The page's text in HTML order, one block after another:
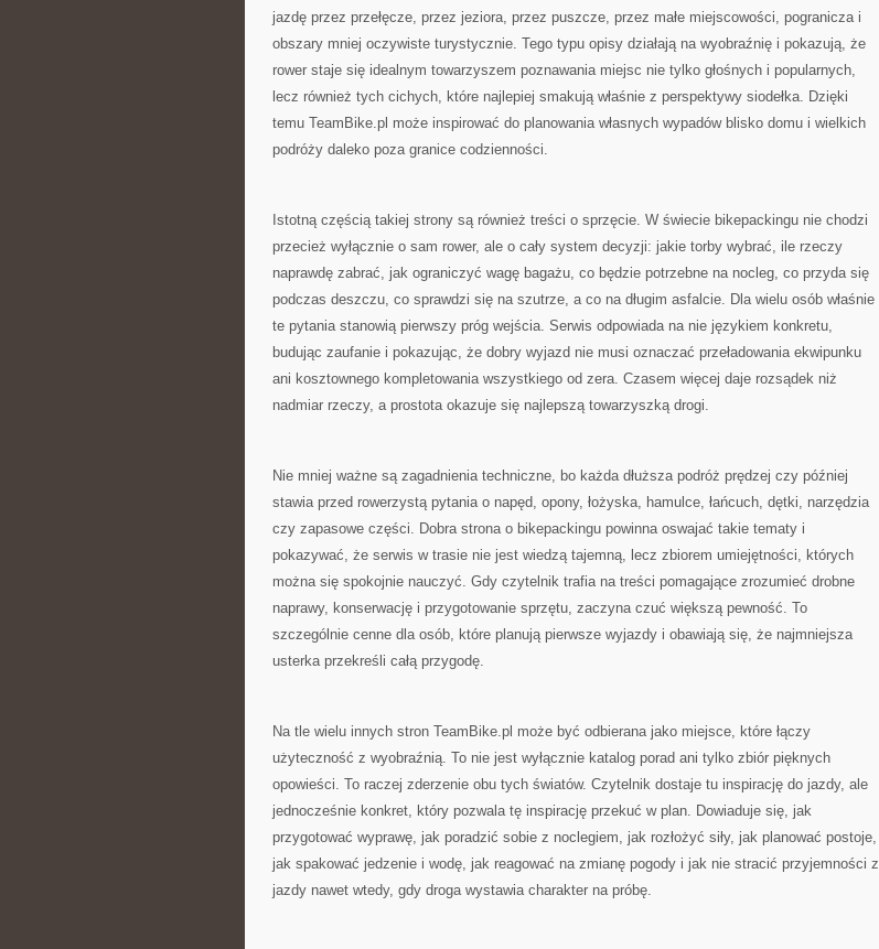
jazdę przez przełęcze, przez jeziora, przez puszcze, przez małe miejscowości, pogranicza i
obszary mniej oczywiste turystycznie. Tego typu opisy działają na wyobraźnię i pokazują, że
rower staje się idealnym towarzyszem poznawania miejsc nie tylko głośnych i popularnych,
lecz również tych cichych, które najlepiej smakują właśnie z perspektywy siodełka. Dzięki
temu TeamBike.pl może inspirować do planowania własnych wypadów blisko domu i wielkich
podróży daleko poza granice codzienności.
Istotną częścią takiej strony są również treści o sprzęcie. W świecie bikepackingu nie chodzi
przecież wyłącznie o sam rower, ale o cały system decyzji: jakie torby wybrać, ile rzeczy
naprawdę zabrać, jak ograniczyć wagę bagażu, co będzie potrzebne na nocleg, co przyda się
podczas deszczu, co sprawdzi się na szutrze, a co na długim asfalcie. Dla wielu osób właśnie
te pytania stanowią pierwszy próg wejścia. Serwis odpowiada na nie językiem konkretu,
budując zaufanie i pokazując, że dobry wyjazd nie musi oznaczać przeładowania ekwipunku
ani kosztownego kompletowania wszystkiego od zera. Czasem więcej daje rozsądek niż
nadmiar rzeczy, a prostota okazuje się najlepszą towarzyszką drogi.
Nie mniej ważne są zagadnienia techniczne, bo każda dłuższa podróż prędzej czy później
stawia przed rowerzystą pytania o napęd, opony, łożyska, hamulce, łańcuch, dętki, narzędzia
czy zapasowe części. Dobra strona o bikepackingu powinna oswajać takie tematy i
pokazywać, że serwis w trasie nie jest wiedzą tajemną, lecz zbiorem umiejętności, których
można się spokojnie nauczyć. Gdy czytelnik trafia na treści pomagające zrozumieć drobne
naprawy, konserwację i przygotowanie sprzętu, zaczyna czuć większą pewność. To
szczególnie cenne dla osób, które planują pierwsze wyjazdy i obawiają się, że najmniejsza
usterka przekreśli całą przygodę.
Na tle wielu innych stron TeamBike.pl może być odbierana jako miejsce, które łączy
użyteczność z wyobraźnią. To nie jest wyłącznie katalog porad ani tylko zbiór pięknych
opowieści. To raczej zderzenie obu tych światów. Czytelnik dostaje tu inspirację do jazdy, ale
jednocześnie konkret, który pozwala tę inspirację przekuć w plan. Dowiaduje się, jak
przygotować wyprawę, jak poradzić sobie z noclegiem, jak rozłożyć siły, jak planować postoje,
jak spakować jedzenie i wodę, jak reagować na zmianę pogody i jak nie stracić przyjemności z
jazdy nawet wtedy, gdy droga wystawia charakter na próbę.